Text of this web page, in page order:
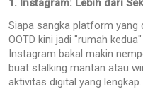
1. Instagram: Lebih dari
Siapa sangka platform
OOTD kini jadi "rumah
Instagram bakal makin
buat stalking mantan atau
aktivitas digital yang lengkap.